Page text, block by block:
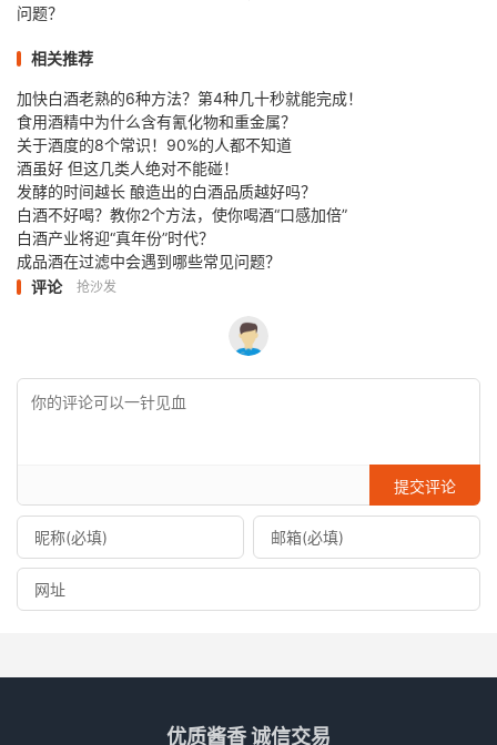
问题？
相关推荐
加快白酒老熟的6种方法？第4种几十秒就能完成！
食用酒精中为什么含有氰化物和重金属？
关于酒度的8个常识！90%的人都不知道
酒虽好 但这几类人绝对不能碰！
发酵的时间越长 酿造出的白酒品质越好吗？
白酒不好喝？教你2个方法，使你喝酒“口感加倍”
白酒产业将迎“真年份”时代？
成品酒在过滤中会遇到哪些常见问题？
评论
抢沙发
提交评论
优质酱香 诚信交易